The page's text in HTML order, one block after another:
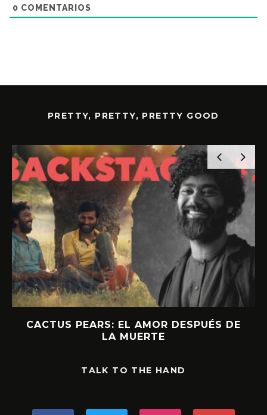
0 COMENTARIOS
PRETTY, PRETTY, PRETTY GOOD
CACTUS PEARS: EL AMOR DESPUÉS DE
LA MUERTE
TALK TO THE HAND